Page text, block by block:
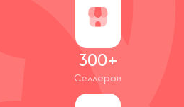
300+
Селлеров